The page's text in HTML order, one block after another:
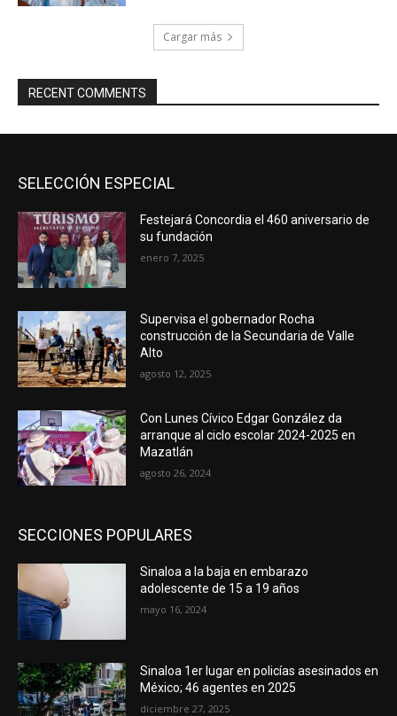
Cargar más
RECENT COMMENTS
SELECCIÓN ESPECIAL
Festejará Concordia el 460 aniversario de
su fundación
enero 7, 2025
Supervisa el gobernador Rocha
construcción de la Secundaria de Valle
Alto
agosto 12, 2025
Con Lunes Cívico Edgar González da
arranque al ciclo escolar 2024-2025 en
Mazatlán
agosto 26, 2024
SECCIONES POPULARES
Sinaloa a la baja en embarazo
adolescente de 15 a 19 años
mayo 16, 2024
Sinaloa 1er lugar en policías asesinados en
México; 46 agentes en 2025
diciembre 27, 2025